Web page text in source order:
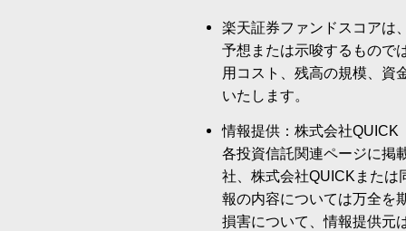
楽天証券ファンドスコアは
予想または示唆するもので
用コスト、残高の規模、資
いたします。
情報提供：株式会社QUICK
各投資信託関連ページに掲
社、株式会社QUICKまたは
報の内容については万全を
損害について、情報提供元